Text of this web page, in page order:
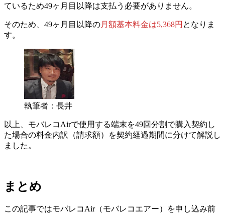
ているため49ヶ月目以降は支払う必要がありません。
そのため、49ヶ月目以降の月額基本料金は5,368円 となりま
す。
執筆者：長井
以上、モバレコAirで使用する端末を49回分割で購入契約し
た場合の料金内訳（請求額）を契約経過期間に分けて解説し
ました。
まとめ
この記事ではモバレコAir（モバレコエアー）を申し込み前